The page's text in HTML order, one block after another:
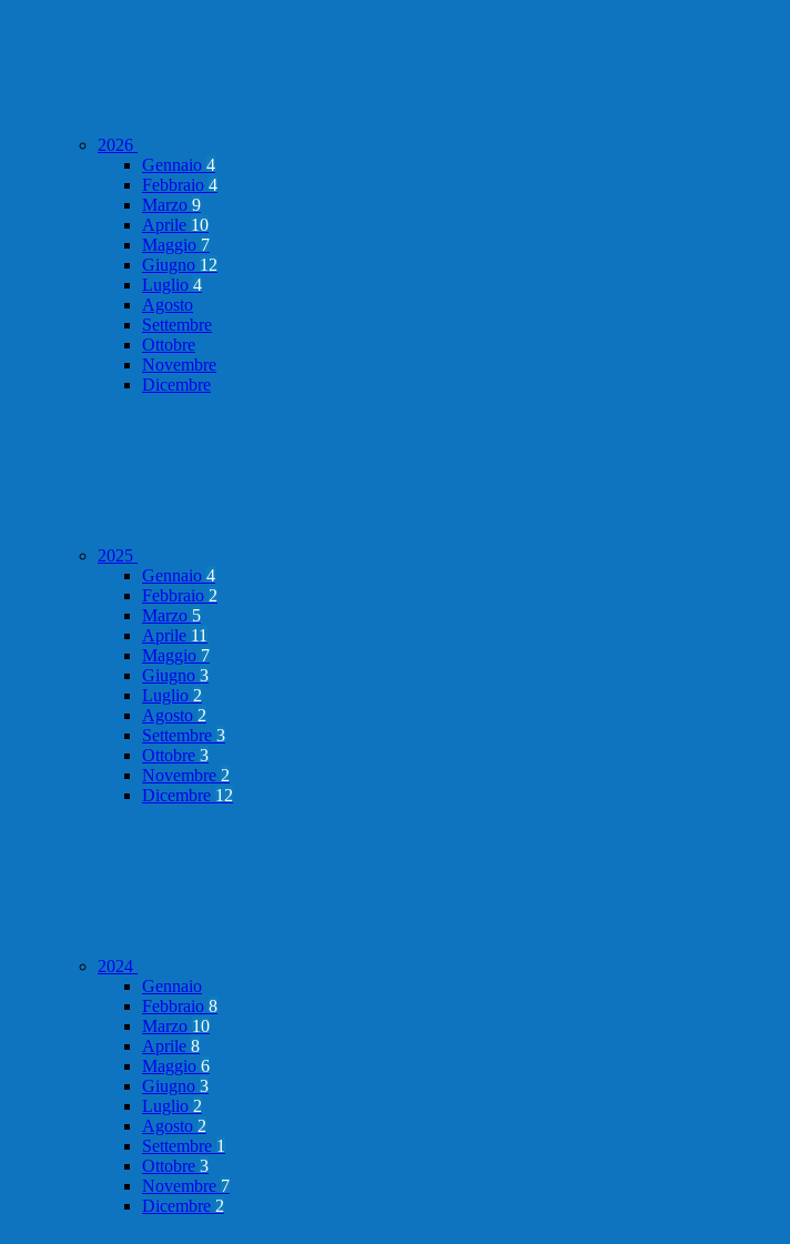
2026
Gennaio 4
Febbraio 4
Marzo 9
Aprile 10
Maggio 7
Giugno 12
Luglio 4
Agosto
Settembre
Ottobre
Novembre
Dicembre
2025
Gennaio 4
Febbraio 2
Marzo 5
Aprile 11
Maggio 7
Giugno 3
Luglio 2
Agosto 2
Settembre 3
Ottobre 3
Novembre 2
Dicembre 12
2024
Gennaio
Febbraio 8
Marzo 10
Aprile 8
Maggio 6
Giugno 3
Luglio 2
Agosto 2
Settembre 1
Ottobre 3
Novembre 7
Dicembre 2